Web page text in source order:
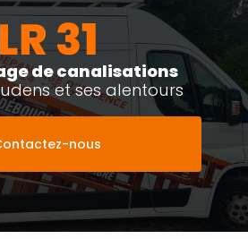
de canalisations
et ses alentours
nous